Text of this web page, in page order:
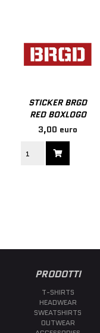
STICKER BRGD
RED BOXLOGO
3,00 euro
PRODOTTI
T-SHIRTS
HEADWEAR
SWEATSHIRTS
OUTWEAR